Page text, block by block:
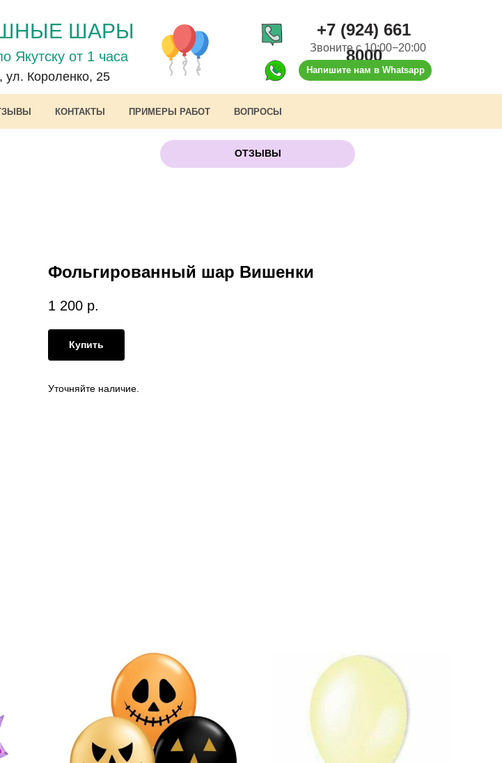
ШАРЫ
Якутску от 1 часа
ул. Короленко, 25
+7 (924) 661
8000
Напишите нам в Whatsapp
Звоните с 10:00−20:00
КОНТАКТЫ ПРИМЕРЫ РАБОТ ВОПРОСЫ
ОТЗЫВЫ
Фольгированный шар Вишенки
1 200 р.
Купить
Уточняйте наличие.